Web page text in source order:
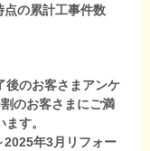
の累計工事件数
後のお客さまアンケ
のお客さまにご満
す。
年3月リフォー